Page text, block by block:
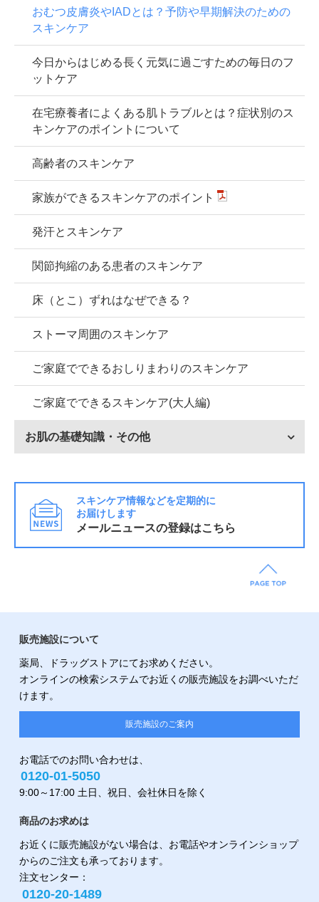
おむつ皮膚炎やIADとは？予防や早期解決のための
スキンケア
今日からはじめる長く元気に過ごすための毎日のフ
ットケア
在宅療養者によくある肌トラブルとは？症状別のス
キンケアのポイントについて
高齢者のスキンケア
家族ができるスキンケアのポイント
発汗とスキンケア
関節拘縮のある患者のスキンケア
床（とこ）ずれはなぜできる？
ストーマ周囲のスキンケア
ご家庭でできるおしりまわりのスキンケア
ご家庭でできるスキンケア(大人編)
お肌の基礎知識・その他
スキンケア情報などを定期的に
お届けします
メールニュースの登録はこちら
販売施設について
薬局、ドラッグストアにてお求めください。
オンラインの検索システムでお近くの販売施設をお調べいただ
けます。
販売施設のご案内
お電話でのお問い合わせは、
0120-01-5050
9:00～17:00 土日、祝日、会社休日を除く
商品のお求めは
お近くに販売施設がない場合は、お電話やオンラインショップ
からのご注文も承っております。
注文センター：
0120-20-1489